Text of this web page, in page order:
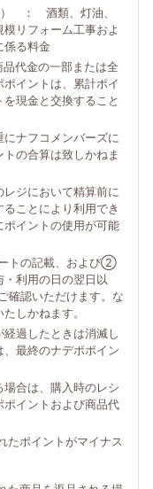
） ： 酒類、灯油、
リフォーム工事およ
係る料金
品代金の一部または全
イントは、累計ポイ
現金と交換すること
ナフコメンバーズに
の合算は致しかねま
ジにおいて精算前に
ことにより利用でき
ポイントの使用が可能
トの記載、および②
利用の日の翌日以
確認いただけます。な
しかねます。
過したときは消滅し
、最終のナデポポイン
合は、購入時のレシ
ポイントおよび商品代
たポイントがマイナス